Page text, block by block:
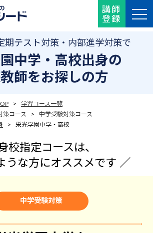
講師
登録
期テスト対策・内部進学対策で
中学・高校出身の
師をお探しの方
> 学習コース一覧
策コース > 中学受験対策コース
> 栄光学園中学・高校
校指定コースは、
うな方にオススメです ／
中学受験対策